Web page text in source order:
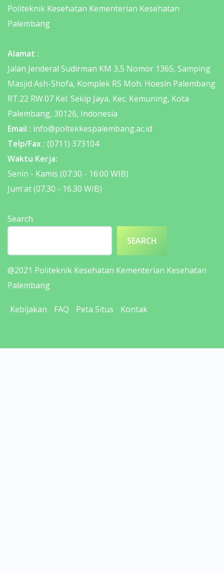
Politeknik Kesehatan Kementerian Kesehatan
Palembang
Alamat :
Jalan Jenderal Sudirman KM 3,5 Nomor 1365, Samping
Masjid Ash-Shofa, Komplek RS Moh. Hoesin Palembang
RT.22 RW.07 Kel. Sekip Jaya, Kec. Kemuning, Kota
Palembang, 30126, Indonesia
Email : info@poltekkespalembang.ac.id
Telp/Fax : (0711) 373104
Waktu Kerja:
Senin - Kamis (07:30 - 16:00 WIB)
Jum'at (07.30 - 16.30 WIB)
Search
SEARCH
@2021 Politeknik Kesehatan Kementerian Kesehatan
Palembang
Kebijakan FAQ Peta Situs Kontak